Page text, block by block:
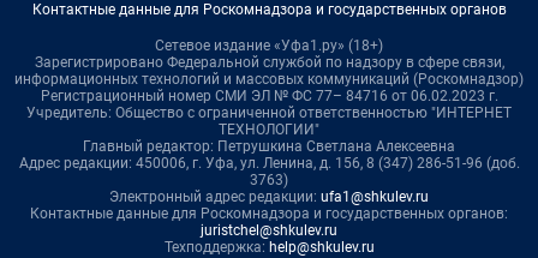
Контактные данные для Роскомнадзора и государственных органов
Сетевое издание «Уфа1.ру» (18+)
Зарегистрировано Федеральной службой по надзору в сфере связи,
информационных технологий и массовых коммуникаций (Роскомнадзор)
Регистрационный номер СМИ ЭЛ № ФС 77– 84716 от 06.02.2023 г.
Учредитель: Общество с ограниченной ответственностью "ИНТЕРНЕТ
ТЕХНОЛОГИИ"
Главный редактор: Петрушкина Светлана Алексеевна
Адрес редакции: 450006, г. Уфа, ул. Ленина, д. 156, 8 (347) 286-51-96 (доб.
3763)
Электронный адрес редакции: ufa1@shkulev.ru
Контактные данные для Роскомнадзора и государственных органов:
juristchel@shkulev.ru
Техподдержка: help@shkulev.ru